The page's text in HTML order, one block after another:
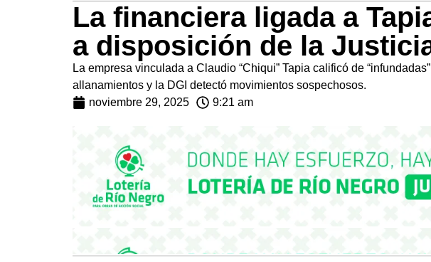
La financiera ligada a
a disposición de la
La empresa vinculada a Claudio “Chiqui” Tapia calificó de
allanamientos y la DGI detectó movimientos sospechosos.
noviembre 29, 2025
9:21 am